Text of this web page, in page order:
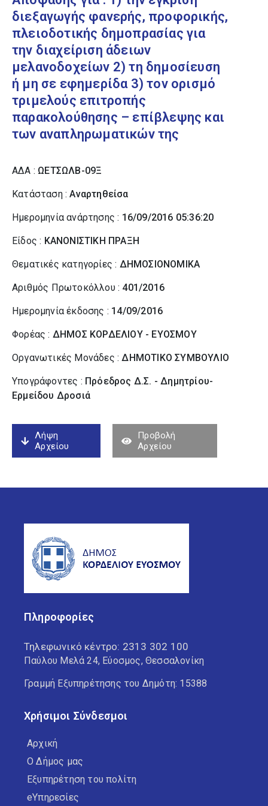
διεξαγωγής φανερής, προφορικής,
πλειοδοτικής δημοπρασίας για
την διαχείριση άδειων
μελανοδοχείων 2) τη δημοσίευση
ή μη σε εφημερίδα 3) τον ορισμό
τριμελούς επιτροπής
παρακολούθησης – επίβλεψης και
των αναπληρωματικών της
ΑΔΑ : ΩΕΤΣΩΛΒ-09Ξ
Κατάσταση :Αναρτηθείσα
Ημερομηνία ανάρτησης : 16/09/2016 05:36:20
Είδος : ΚΑΝΟΝΙΣΤΙΚΗ ΠΡΑΞΗ
Θεματικές κατηγορίες : ΔΗΜΟΣΙΟΝΟΜΙΚΑ
Αριθμός Πρωτοκόλλου : 401/2016
Ημερομηνία έκδοσης : 14/09/2016
Φορέας : ΔΗΜΟΣ ΚΟΡΔΕΛΙΟΥ - ΕΥΟΣΜΟΥ
Οργανωτικές Μονάδες :ΔΗΜΟΤΙΚΟ ΣΥΜΒΟΥΛΙΟ
Υπογράφοντες : Πρόεδρος Δ.Σ. - Δημητρίου-
Ερμείδου Δροσιά
Λήψη
Αρχείου
Προβολή
Αρχείου
Πληροφορίες
Τηλεφωνικό κέντρο: 2313 302 100
Παύλου Μελά 24, Εύοσμος, Θεσσαλονίκη
Γραμμή Εξυπηρέτησης του Δημότη: 15388
Χρήσιμοι Σύνδεσμοι
Αρχική
Ο Δήμος μας
Εξυπηρέτηση του πολίτη
eΥπηρεσίες